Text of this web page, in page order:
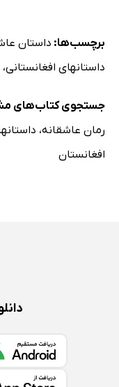
برچسب‌ها: داستان
داستانهای افغانستانی،
جستجوی کتاب‌های
رمان عاشقانه،
افغانستان